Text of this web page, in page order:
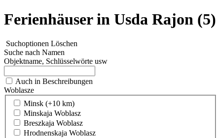
Ferienhäuser in Usda Rajon (5)
Suchoptionen Löschen
Suche nach Namen
Objektname, Schlüsselwörte usw
Auch in Beschreibungen
Woblasze
Minsk (+10 km)
Minskaja Woblasz
Breszkaja Woblasz
Hrodnenskaja Woblasz